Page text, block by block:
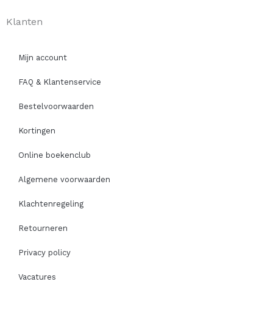
Klanten
Mijn account
FAQ & Klantenservice
Bestelvoorwaarden
Kortingen
Online boekenclub
Algemene voorwaarden
Klachtenregeling
Retourneren
Privacy policy
Vacatures